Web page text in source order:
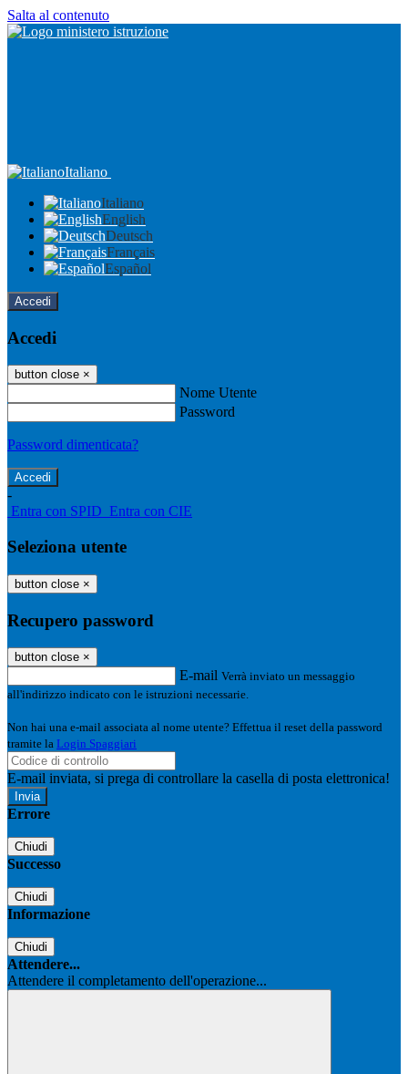
Salta al contenuto
Italiano
Italiano
English
Deutsch
Français
Español
Accedi
Accedi
button close ×
Nome Utente
Password
Password dimenticata?
-
Entra con SPID Entra con CIE
Seleziona utente
button close ×
Recupero password
button close ×
E-mail Verrà inviato un messaggio
all'indirizzo indicato con le istruzioni necessarie.
Non hai una e-mail associata al nome utente? Effettua il reset della password
tramite la Login Spaggiari
E-mail inviata, si prega di controllare la casella di posta elettronica!
Errore
Chiudi
Successo
Chiudi
Informazione
Chiudi
Attendere...
Attendere il completamento dell'operazione...